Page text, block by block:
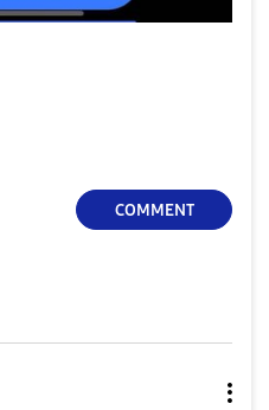
COMMENT